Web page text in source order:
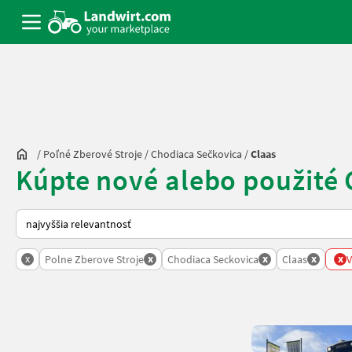
/ Poľné Zberové Stroje /Chodiaca Sečkovica /Claas
Kúpte nové alebo použité
Takto sa vykonáva triedenie na Landwirt.com
x Polne Zberove Stroje x Chodiaca Seckovica x Claas x x